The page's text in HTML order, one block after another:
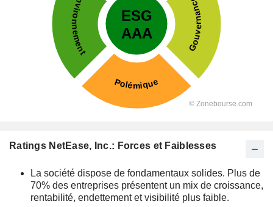
Ratings NetEase, Inc.: Forces et Faiblesses
La société dispose de fondamentaux solides. Plus de
70% des entreprises présentent un mix de croissance,
rentabilité, endettement et visibilité plus faible.